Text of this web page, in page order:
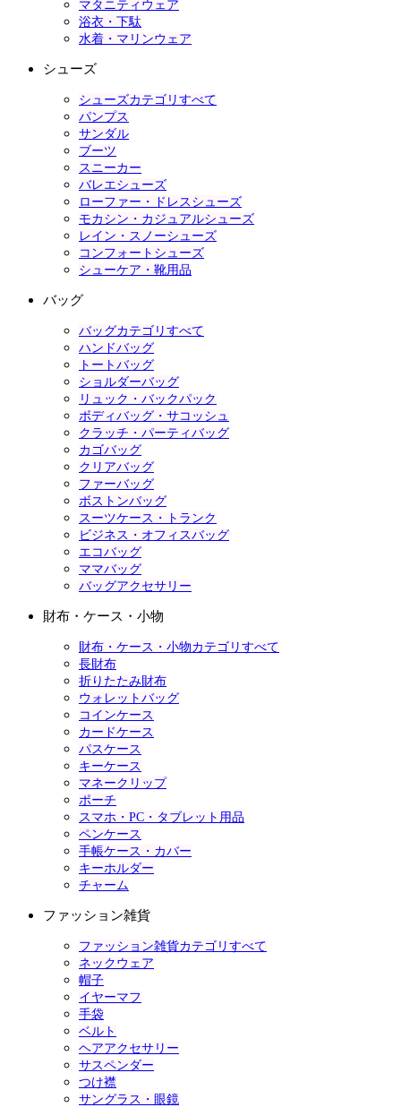
マタニティウェア
浴衣・下駄
水着・マリンウェア
シューズ
シューズカテゴリすべて
パンプス
サンダル
ブーツ
スニーカー
バレエシューズ
ローファー・ドレスシューズ
モカシン・カジュアルシューズ
レイン・スノーシューズ
コンフォートシューズ
シューケア・靴用品
バッグ
バッグカテゴリすべて
ハンドバッグ
トートバッグ
ショルダーバッグ
リュック・バックパック
ボディバッグ・サコッシュ
クラッチ・パーティバッグ
カゴバッグ
クリアバッグ
ファーバッグ
ボストンバッグ
スーツケース・トランク
ビジネス・オフィスバッグ
エコバッグ
ママバッグ
バッグアクセサリー
財布・ケース・小物
財布・ケース・小物カテゴリすべて
長財布
折りたたみ財布
ウォレットバッグ
コインケース
カードケース
パスケース
キーケース
マネークリップ
ポーチ
スマホ・PC・タブレット用品
ペンケース
手帳ケース・カバー
キーホルダー
チャーム
ファッション雑貨
ファッション雑貨カテゴリすべて
ネックウェア
帽子
イヤーマフ
手袋
ベルト
ヘアアクセサリー
サスペンダー
つけ襟
サングラス・眼鏡